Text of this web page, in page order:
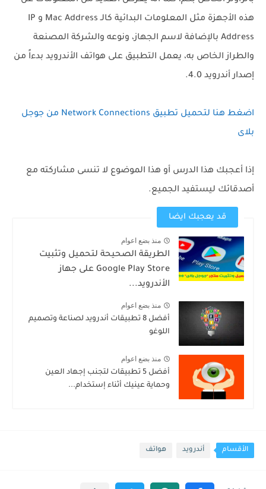
هذه الأجهزة مثل المعلومات البدائية كالـ Mac Address و IP
Address بالإضافة لاسم الجهاز، ونوعه والشركة المصنعة
والطراز الخاص به، يعمل التطبيق على هواتف الأندرويد بدءاً من
إصدار أندرويد 4.0.
اضغط هنا لتحميل تطبيق Network Connections من جوجل
بلاى
إذا أعجبك هذا الدرس أو هذا الموضوع لا تنسى مشاركته مع
أصدقائك ليستفيد الجميع.
قد يعجبك ايضا
منذ بضع اعوام
الطريقة الصحيحة لتحميل وتثبيت
Google Play Store على جهاز
الأندرويد...
منذ بضع اعوام
أفضل 8 تطبيقات أندرويد لصناعة وتصميم
اللوغو
منذ بضع اعوام
أفضل 5 تطبيقات لتجنب إجهاد العين
وحماية عينيك أثناء إستخدام...
الأقسام أندرويد هواتف